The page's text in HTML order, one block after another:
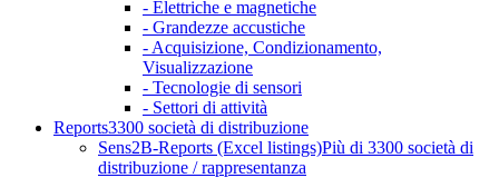
- Elettriche e magnetiche
- Grandezze accustiche
- Acquisizione, Condizionamento,
Visualizzazione
- Tecnologie di sensori
- Settori di attività
Reports3300 società di distribuzione
Sens2B-Reports (Excel listings)Più di 3300 società di
distribuzione / rappresentanza